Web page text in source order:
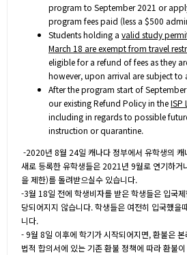
program to September 2021 or
program fees paid (less a $500
Students holding a valid study
March 18 are exempt from travel
eligible for a refund of fees as they
however, upon arrival are subject to
After the program start of
our existing Refund Policy in theISP
including in regards to possible
instruction or quarantine.
-2020년 8월 24일 캐나다 정부에서 유학생의 캐
새로 등록한 유학생들은 2021년 9월로 연기하
을 제한)를 돌려받으실수 있습니다.
-3월 18일 전에 학생비자를 받은 학생들은 입국
당되어지지 않습니다. 학생들은 여전히 입국했을
니다.
- 9월 8일 이후에 학기가 시작되어지면, 환불은
법적 합의서에 있는 기존 환불 정책에 따라 환불